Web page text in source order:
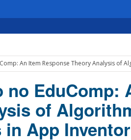
An Item Response Theory Analysis of
EduComp:
of
App Inventor